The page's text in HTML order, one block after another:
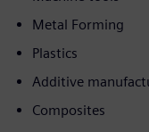
Metal Forming
Plastics
Additive
Composites